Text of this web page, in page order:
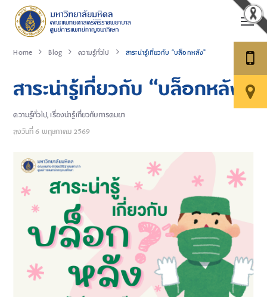
Home Blog ความรู้ทั่วไป สาระน่ารู้เกี่ยวกับ “บล็อกหลัง”
สาระน่ารู้เกี่ยวกับ “บล็อกหลัง”
ความรู้ทั่วไป,เรื่องน่ารู้เกี่ยวกับการดมยา
ลงวันที่6 พฤษภาคม 2569